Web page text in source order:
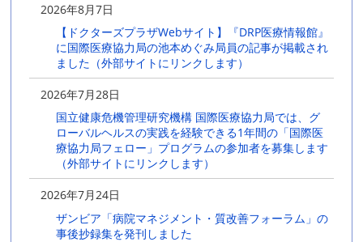
2026年8月7日
【ドクターズプラザWebサイト】『DRP医療情報館』
に国際医療協力局の池本めぐみ局員の記事が掲載され
ました（外部サイトにリンクします）
2026年7月28日
国立健康危機管理研究機構 国際医療協力局では、グ
ローバルヘルスの実践を経験できる1年間の「国際医
療協力局フェロー」プログラムの参加者を募集します
（外部サイトにリンクします）
2026年7月24日
ザンビア「病院マネジメント・質改善フォーラム」の
事後抄録集を発刊しました